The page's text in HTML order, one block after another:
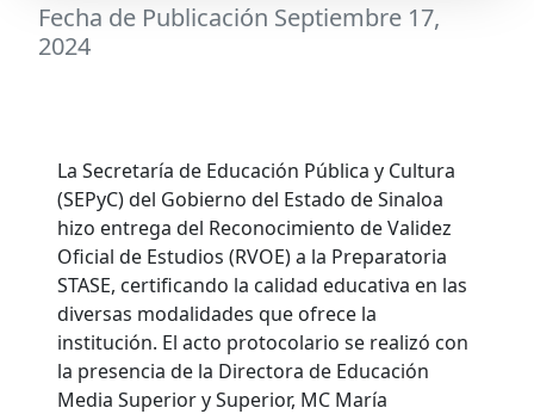
Fecha de Publicación Septiembre 17,
2024
La Secretaría de Educación Pública y Cultura
(SEPyC) del Gobierno del Estado de Sinaloa
hizo entrega del Reconocimiento de Validez
Oficial de Estudios (RVOE) a la Preparatoria
STASE, certificando la calidad educativa en las
diversas modalidades que ofrece la
institución. El acto protocolario se realizó con
la presencia de la Directora de Educación
Media Superior y Superior, MC María